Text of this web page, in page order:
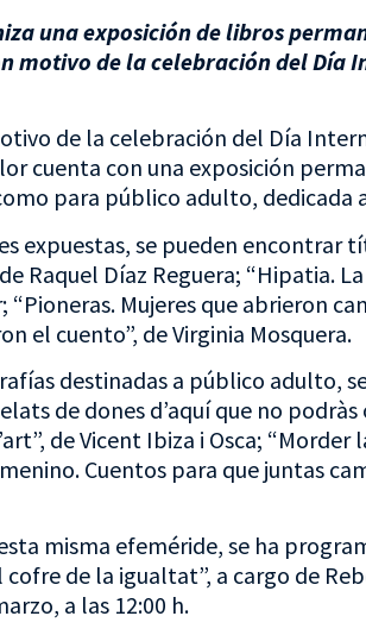
una exposición de libros
motivo de la celebración del Día
de la celebración del Día
cuenta con una exposición
para público adulto, dedicada
expuestas, se pueden encontrar
Raquel Díaz Reguera; “Hipatia.
Mujeres que abrieron
el cuento”, de Virginia Mosquera.
destinadas a público adulto,
de dones d’aquí que no
de Vicent Ibiza i Osca; “Morder
Cuentos para que juntas
misma efeméride, se ha
de la igualtat”, a cargo de
a las 12:00 h.